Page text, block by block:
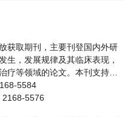
获取期刊，主要刊登国内外研
生，发展规律及其临床表现，
疗等领域的论文。本刊支持思
新，倡导科学，繁荣学术，集
为一体，旨在给世界范围内的
5584
2168-5576